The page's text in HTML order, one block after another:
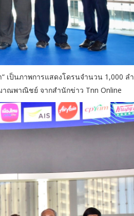
เป็นภาพการแสดงโดรนจำนวน 1,000 ลำ
าณพาณิชย์ จากสำนักข่าว Tnn Online